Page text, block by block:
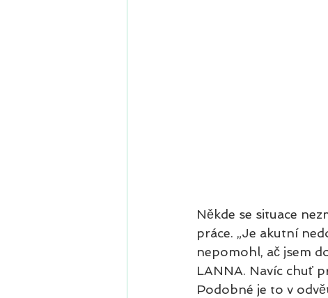
Někde se situace
práce. „Je akutní
nepomohl, ač jsem
LANNA. Navíc chuť
Podobné je to v